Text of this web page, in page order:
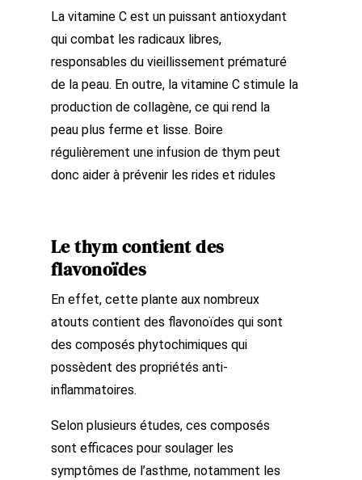
La vitamine C est un puissant antioxydant
qui combat les radicaux libres,
responsables du vieillissement prématuré
de la peau. En outre, la vitamine C stimule la
production de collagène, ce qui rend la
peau plus ferme et lisse. Boire
régulièrement une infusion de thym peut
donc aider à prévenir les rides et ridules
Le thym contient des
flavonoïdes
En effet, cette plante aux nombreux
atouts contient des flavonoïdes qui sont
des composés phytochimiques qui
possèdent des propriétés anti-
inflammatoires.
Selon plusieurs études, ces composés
sont efficaces pour soulager les
symptômes de l’asthme, notamment les